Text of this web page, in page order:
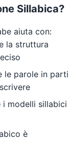
Sillabica?
aiuta con:
la struttura
le parole in parti
modelli sillabici
è